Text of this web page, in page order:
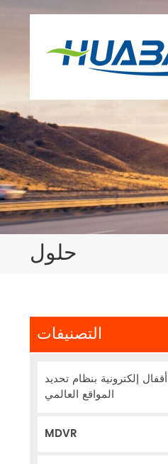
حلول
التصنيفات
أقفال إلكترونية بنظام تحديد
المواقع العالمي
MDVR